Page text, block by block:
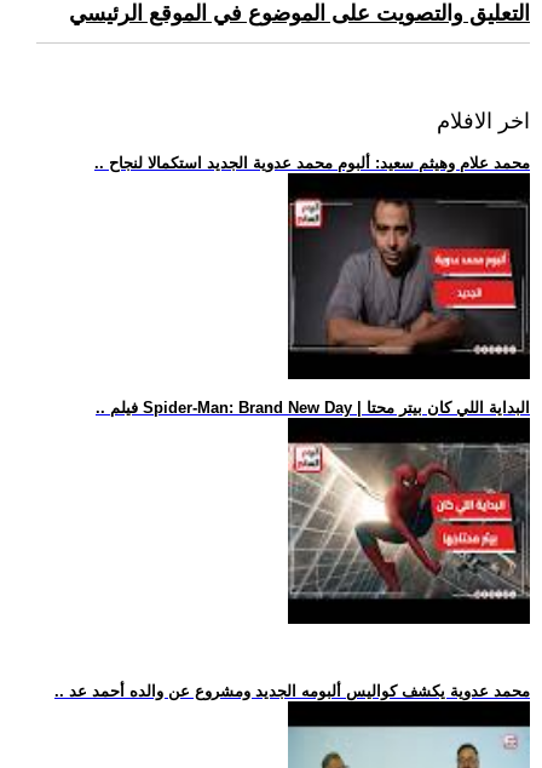
التعليق والتصويت على الموضوع في الموقع الرئيسي
اخر الافلام
.. محمد علام وهيثم سعيد: ألبوم محمد عدوية الجديد استكمالا لنجاح
.. فيلم Spider-Man: Brand New Day | البداية اللي كان بيتر محتا
.. محمد عدوية يكشف كواليس ألبومه الجديد ومشروع عن والده أحمد عد